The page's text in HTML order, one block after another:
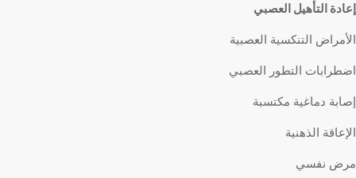
إعادة التأهيل العصبي
الأمراض التنكسية العصبية
اضطرابات التطور العصبي
إصابة دماغية مكتسبة
الإعاقة الذهنية
مرض نفسي